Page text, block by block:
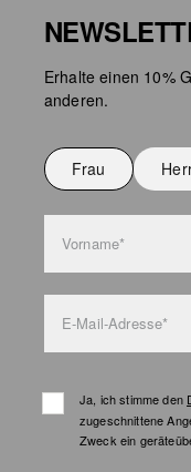
Erhalte einen 10%
anderen.
Frau
Vorname*
E-Mail-Adresse*
Ja, ich stimme den
zugeschnittene
Zweck ein